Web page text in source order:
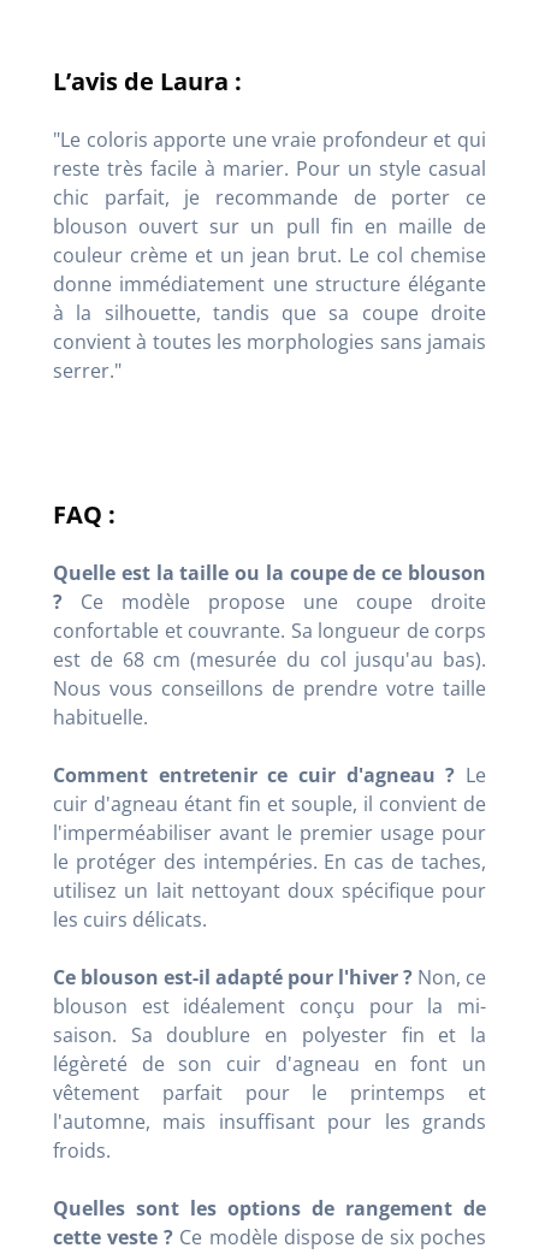
L’avis de Laura :
"Le coloris apporte une vraie profondeur et qui
reste très facile à marier. Pour un style casual
chic parfait, je recommande de porter ce
blouson ouvert sur un pull fin en maille de
couleur crème et un jean brut. Le col chemise
donne immédiatement une structure élégante
à la silhouette, tandis que sa coupe droite
convient à toutes les morphologies sans jamais
serrer."
FAQ :
Quelle est la taille ou la coupe de ce blouson
? Ce modèle propose une coupe droite
confortable et couvrante. Sa longueur de corps
est de 68 cm (mesurée du col jusqu'au bas).
Nous vous conseillons de prendre votre taille
habituelle.
Comment entretenir ce cuir d'agneau ? Le
cuir d'agneau étant fin et souple, il convient de
l'imperméabiliser avant le premier usage pour
le protéger des intempéries. En cas de taches,
utilisez un lait nettoyant doux spécifique pour
les cuirs délicats.
Ce blouson est-il adapté pour l'hiver ? Non, ce
blouson est idéalement conçu pour la mi-
saison. Sa doublure en polyester fin et la
légèreté de son cuir d'agneau en font un
vêtement parfait pour le printemps et
l'automne, mais insuffisant pour les grands
froids.
Quelles sont les options de rangement de
cette veste ? Ce modèle dispose de six poches